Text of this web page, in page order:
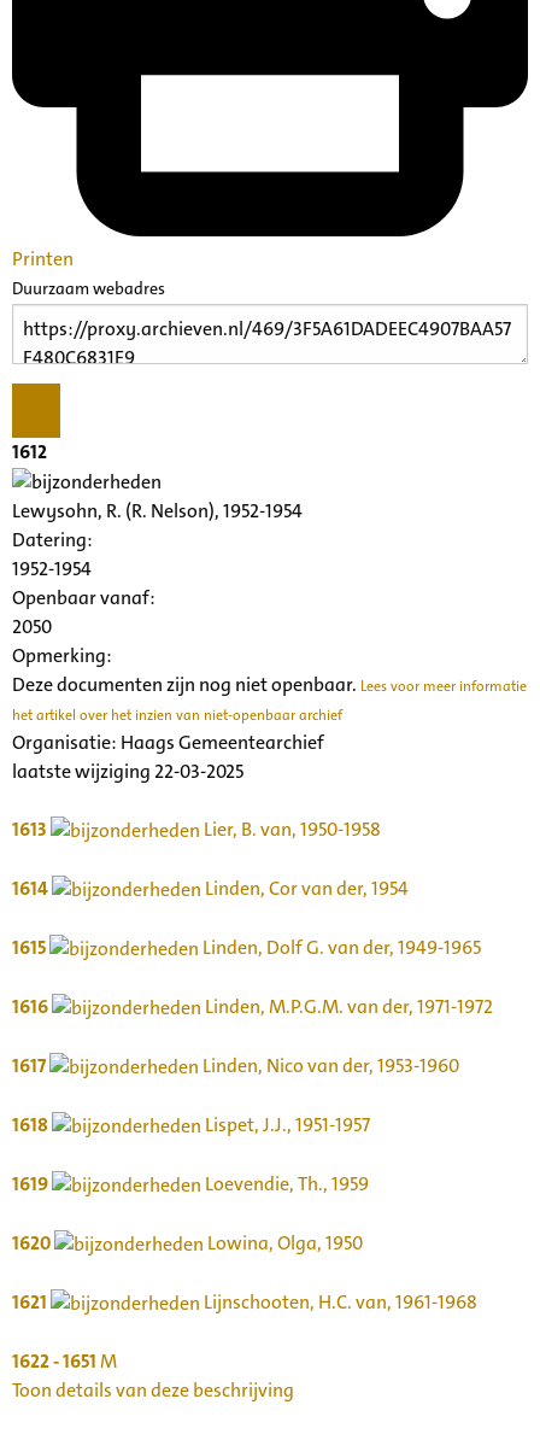
Printen
Duurzaam webadres
1612
Lewysohn, R. (R. Nelson), 1952-1954
Datering:
1952-1954
Openbaar vanaf:
2050
Opmerking:
Deze documenten zijn nog niet openbaar. Lees voor meer informatie
het artikel over het inzien van niet-openbaar archief
Organisatie: Haags Gemeentearchief
laatste wijziging 22-03-2025
1613 Lier, B. van, 1950-1958
1614 Linden, Cor van der, 1954
1615 Linden, Dolf G. van der, 1949-1965
1616 Linden, M.P.G.M. van der, 1971-1972
1617 Linden, Nico van der, 1953-1960
1618 Lispet, J.J., 1951-1957
1619 Loevendie, Th., 1959
1620 Lowina, Olga, 1950
1621 Lijnschooten, H.C. van, 1961-1968
1622 - 1651M
Toon details van deze beschrijving